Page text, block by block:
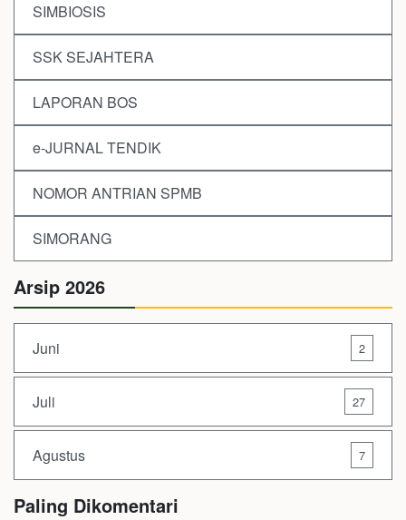
SIMBIOSIS
SSK SEJAHTERA
LAPORAN BOS
e-JURNAL TENDIK
NOMOR ANTRIAN SPMB
SIMORANG
Arsip 2026
Juni 2
Juli 27
Agustus 7
Paling Dikomentari